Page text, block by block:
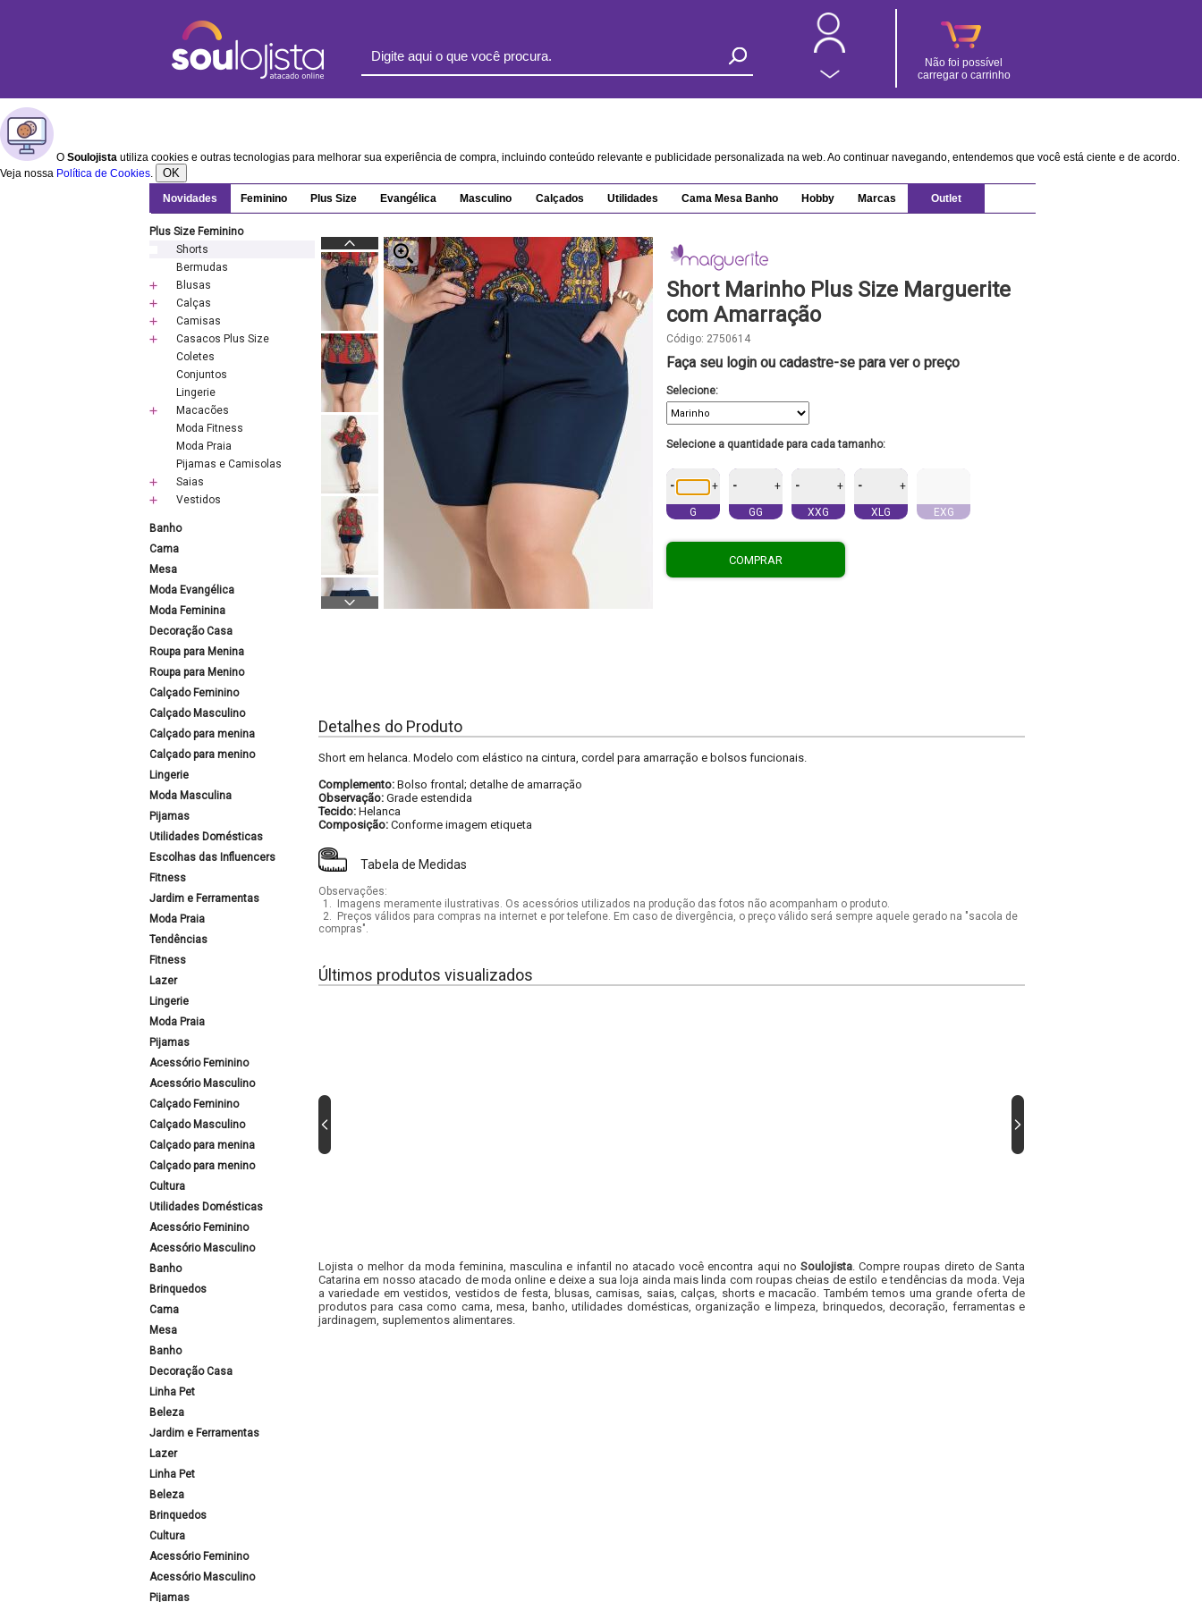
Não foi possível
carregar o carrinho
O Soulojista utiliza cookies e outras tecnologias para melhorar sua experiência de compra, incluindo conteúdo relevante e publicidade personalizada na web. Ao continuar navegando, entendemos que você está ciente e de acordo.
Veja nossa Política de Cookies. OK
Novidades Feminino Plus Size Evangélica Masculino Calçados Utilidades Cama Mesa Banho Hobby Marcas Outlet
Plus Size Feminino
Shorts
Bermudas
Blusas
Calças
Camisas
Casacos Plus Size
Coletes
Conjuntos
Lingerie
Macacões
Moda Fitness
Moda Praia
Pijamas e Camisolas
Saias
Vestidos
Banho
Cama
Mesa
Moda Evangélica
Moda Feminina
Decoração Casa
Roupa para Menina
Roupa para Menino
Calçado Feminino
Calçado Masculino
Calçado para menina
Calçado para menino
Lingerie
Moda Masculina
Pijamas
Utilidades Domésticas
Escolhas das Influencers
Fitness
Jardim e Ferramentas
Moda Praia
Tendências
Fitness
Lazer
Lingerie
Moda Praia
Pijamas
Acessório Feminino
Acessório Masculino
Calçado Feminino
Calçado Masculino
Calçado para menina
Calçado para menino
Cultura
Utilidades Domésticas
Acessório Feminino
Acessório Masculino
Banho
Brinquedos
Cama
Mesa
Banho
Decoração Casa
Linha Pet
Beleza
Jardim e Ferramentas
Lazer
Linha Pet
Beleza
Brinquedos
Cultura
Acessório Feminino
Acessório Masculino
Pijamas
Short Marinho Plus Size Marguerite
com Amarração
Código: 2750614
Faça seu login ou cadastre-se para ver o preço
Selecione:
Selecione a quantidade para cada tamanho:
- +
G
- +
GG
- +
XXG
- +
XLG EXG
COMPRAR
Detalhes do Produto
Short em helanca. Modelo com elástico na cintura, cordel para amarração e bolsos funcionais.
Complemento: Bolso frontal; detalhe de amarração
Observação: Grade estendida
Tecido: Helanca
Composição: Conforme imagem etiqueta
Tabela de Medidas
Observações:
1.
Imagens meramente ilustrativas. Os acessórios utilizados na produção das fotos não acompanham o produto.
2.
Preços válidos para compras na internet e por telefone. Em caso de divergência, o preço válido será sempre aquele gerado na "sacola de
compras".
Últimos produtos visualizados
Lojista o melhor da moda feminina, masculina e infantil no atacado você encontra aqui no Soulojista. Compre roupas direto de Santa
Catarina em nosso atacado de moda online e deixe a sua loja ainda mais linda com roupas cheias de estilo e tendências da moda. Veja
a variedade em vestidos, vestidos de festa, blusas, camisas, saias, calças, shorts e macacão. Também temos uma grande oferta de
produtos para casa como cama, mesa, banho, utilidades domésticas, organização e limpeza, brinquedos, decoração, ferramentas e
jardinagem, suplementos alimentares.